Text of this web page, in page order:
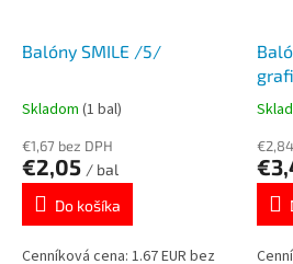
Balóny SMILE /5/
Skladom (1 bal)
€1,67 bez DPH
€2,05 / bal
Do košíka
Cenníková cena: 1.67 EUR bez